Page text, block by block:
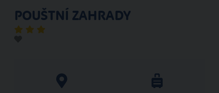
POUŠTNÍ ZAHRADY